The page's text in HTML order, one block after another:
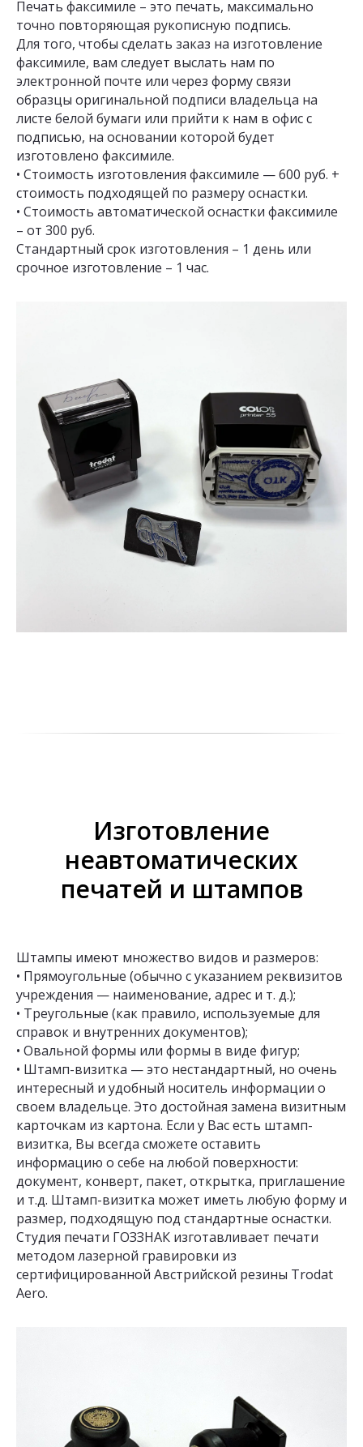
Печать факсимиле – это печать, максимально
точно повторяющая рукописную подпись.
Для того, чтобы сделать заказ на изготовление
факсимиле, вам следует выслать нам по
электронной почте или через форму связи
образцы оригинальной подписи владельца на
листе белой бумаги или прийти к нам в офис с
подписью, на основании которой будет
изготовлено факсимиле.
• Стоимость изготовления факсимиле — 600 руб. +
стоимость подходящей по размеру оснастки.
• Стоимость автоматической оснастки факсимиле
– от 300 руб.
Стандартный срок изготовления – 1 день или
срочное изготовление – 1 час.
Изготовление
неавтоматических
печатей и штампов
Штампы имеют множество видов и размеров:
• Прямоугольные (обычно с указанием реквизитов
учреждения — наименование, адрес и т. д.);
• Треугольные (как правило, используемые для
справок и внутренних документов);
• Овальной формы или формы в виде фигур;
• Штамп-визитка — это нестандартный, но очень
интересный и удобный носитель информации о
своем владельце. Это достойная замена визитным
карточкам из картона. Если у Вас есть штамп-
визитка, Вы всегда сможете оставить
информацию о себе на любой поверхности:
документ, конверт, пакет, открытка, приглашение
и т.д. Штамп-визитка может иметь любую форму и
размер, подходящую под стандартные оснастки.
Студия печати ГОЗЗНАК изготавливает печати
методом лазерной гравировки из
сертифицированной Австрийской резины Trodat
Aero.